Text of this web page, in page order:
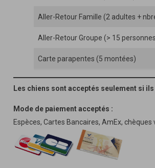
Aller-Retour Famille (2 adultes +
Aller-Retour Groupe (> 15
Carte parapentes (5 montées)
Les chiens sont acceptés seulement si
Mode de paiement acceptés :
Espèces, Cartes Bancaires, AmEx, chèques